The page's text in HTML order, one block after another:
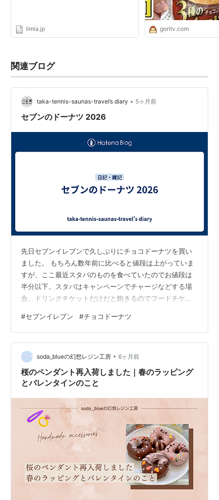
limia.jp goritv.com
関連ブログ
taka-tennis-saunas-travel’s diary • 5ヶ月前
セブンのドーナツ 2026
先日セブンイレブンで久しぶりにチョコドーナツを買い
ました。 もちろん数年前に比べると値段は上がっていま
すが、ここ最近スタバのものを食べていたのでお値段は
半分以下。スタバはキャンペーンでチャージなどする場
合、ドリンクチケットだけだと飽きるのでフードチケッ
こともあり、その際にドーナツを買っています。 話がそ
れましたが、セブンのドーナツのお味はというと、これ
が美味しい！ 昔のイメージだと油感が強くてジャンクな
お味でしたが、だいぶ洗練されたものになっています。
妙に胃もたれすることもなく、満腹感を味わえます。 た
まにセブンアプリでクーポンがあるので、それ…
#セブンイレブン #チョコドーナツ
soda_blueの幻想レジン工房 • 6ヶ月前
桜のペンダント再入荷しました｜春のラッピング
とバレンタインのこと